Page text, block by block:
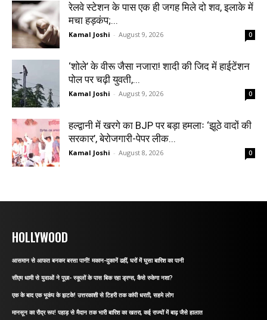
रेलवे स्टेशन के पास एक ही जगह मिले दो शव, इलाके में
मचा हड़कंप;...
Kamal Joshi - August 9, 2026 0
‘शोले’ के वीरू जैसा नजारा! शादी की जिद में हाईटेंशन
पोल पर चढ़ी युवती,...
Kamal Joshi - August 9, 2026 0
हल्द्वानी में खरगे का BJP पर बड़ा हमलाः ‘झूठे वादों की
सरकार’, बेरोजगारी-पेपर लीक...
Kamal Joshi - August 8, 2026 0
HOLLYWOOD
आसमान से आफत बनकर बरसा पानी! मकान-दुकानें ढहीं, घरों में घुसा बारिश का पानी
सीएम धामी से युवाओं ने पूछा- स्कूलों के पास बिक रहा ड्रग्स, कैसे रुकेगा नशा?
एक के बाद एक भूकंप के झटके! उत्तरकाशी से टिहरी तक कांपी धरती, सहमे लोग
मानसून का रौद्र रूप! पहाड़ से मैदान तक भारी बारिश का खतरा, कई राज्यों में बाढ़ जैसे हालात